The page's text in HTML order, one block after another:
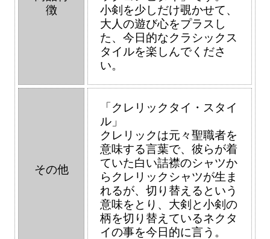
徴
小剣を少しだけ覗かせて、
大人の遊び心をプラスし
た、今日的なクラシックス
タイルを楽しんでくださ
い。
その他
「クレリックタイ・スタイ
ル」
クレリックは元々聖職者を
意味する言葉で、彼らが着
ていた白い詰襟のシャツか
らクレリックシャツが生ま
れるが、切り替えるという
意味をとり、大剣と小剣の
柄を切り替えているネクタ
イの事を今日的に言う。